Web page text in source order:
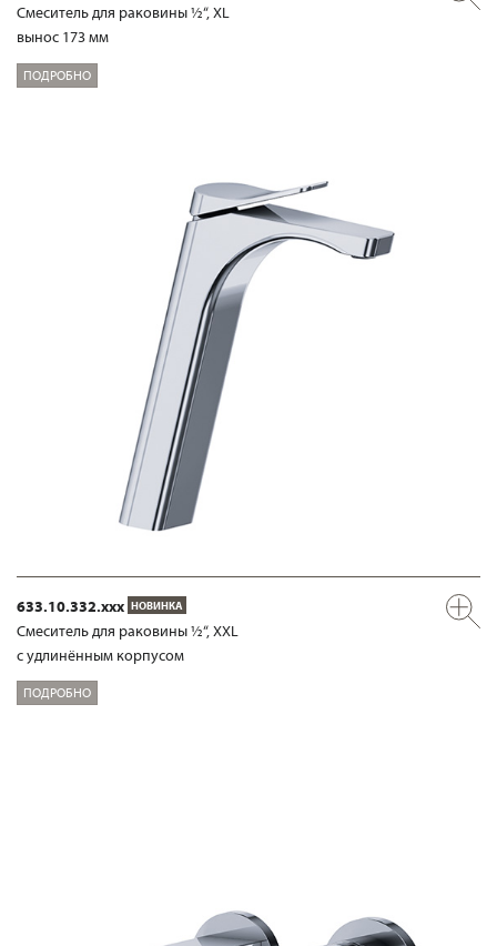
Смеситель для раковины ½“, XL
вынос 173 мм
ПОДРОБНО
633.10.332.xxx НОВИНКА
Смеситель для раковины ½“, XXL
с удлинённым корпусом
ПОДРОБНО